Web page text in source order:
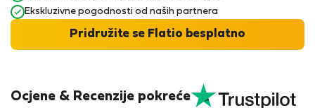
Ocjene & Recenzije pokreće
Ekskluzivne pogodnosti od naših partnera
Pridružite se Flatio besplatno